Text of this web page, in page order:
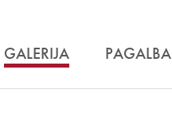
GALERIJA PAGALBA